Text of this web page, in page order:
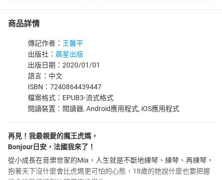
商品詳情
傳記作者： 王馨平
出版社： 晨星出版
出版日期：2020/01/01
語言：中文
ISBN：7240864439447
檔案格式：EPUB3-流式格式
閱讀裝置：閱讀器, Android應用程式, iOS應用程式
再見！我最親愛的魔王虎媽，
Bonjour日安，法國我來了！
從小成長在音樂世家的Mia，人生就是不斷地練琴、練琴、再練琴，
抱著天下沒什麼會比虎媽更可怕的心態，18歲的她說什麼也要把握